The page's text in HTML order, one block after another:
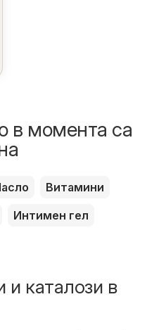
в момента са
Витамини
Интимен гел
каталози в